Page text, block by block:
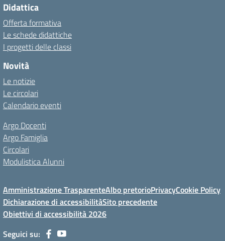
Didattica
Offerta formativa
Le schede didattiche
I progetti delle classi
Novità
Le notizie
Le circolari
Calendario eventi
Argo Docenti
Argo Famiglia
Circolari
Modulistica Alunni
Amministrazione TrasparenteAlbo pretorioPrivacyCookie Policy
Dichiarazione di accessibilitàSito precedente
Obiettivi di accessibilità 2026
Seguici su: